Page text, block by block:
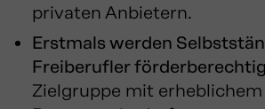
privaten Anbietern.
Erstmals werden
Freiberufler
Zielgruppe mit erheblichem